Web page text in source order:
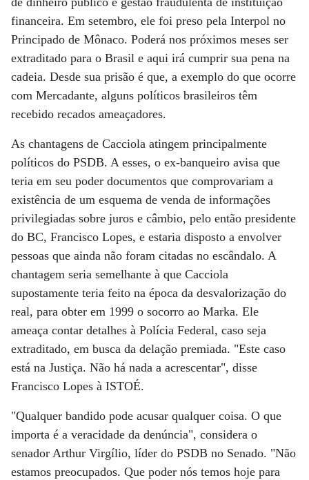
financeira. Em setembro, ele foi preso pela Interpol no
Principado de Mônaco. Poderá nos próximos meses ser
extraditado para o Brasil e aqui irá cumprir sua pena na
cadeia. Desde sua prisão é que, a exemplo do que ocorre
com Mercadante, alguns políticos brasileiros têm
recebido recados ameaçadores.
As chantagens de Cacciola atingem principalmente
políticos do PSDB. A esses, o ex-banqueiro avisa que
teria em seu poder documentos que comprovariam a
existência de um esquema de venda de informações
privilegiadas sobre juros e câmbio, pelo então presidente
do BC, Francisco Lopes, e estaria disposto a envolver
pessoas que ainda não foram citadas no escândalo. A
chantagem seria semelhante à que Cacciola
supostamente teria feito na época da desvalorização do
real, para obter em 1999 o socorro ao Marka. Ele
ameaça contar detalhes à Polícia Federal, caso seja
extraditado, em busca da delação premiada. "Este caso
está na Justiça. Não há nada a acrescentar", disse
Francisco Lopes à ISTOÉ.
"Qualquer bandido pode acusar qualquer coisa. O que
importa é a veracidade da denúncia", considera o
senador Arthur Virgílio, líder do PSDB no Senado. "Não
estamos preocupados. Que poder nós temos hoje para